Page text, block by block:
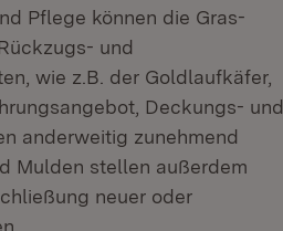
Pflege können die Gras-
und
wie z.B. der Goldlaufkäfer,
Deckungs- und
anderweitig zunehmend
Mulden stellen außerdem
neuer oder